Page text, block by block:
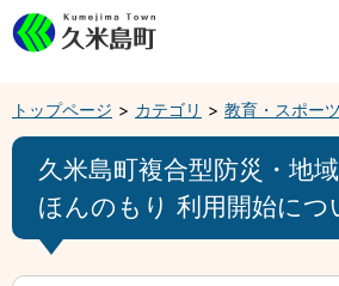
トップページ カテゴリ 教育・スポーツ
久米島町複合型防災・地
ほんのもり 利用開始につ